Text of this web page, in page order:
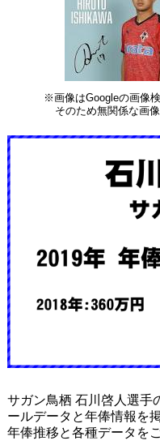
※画像はGoogleの画像
そのため無関係な画
サガン鳥栖 石川啓人選手
ールデータと年俸情報を
年俸推移と各種データを